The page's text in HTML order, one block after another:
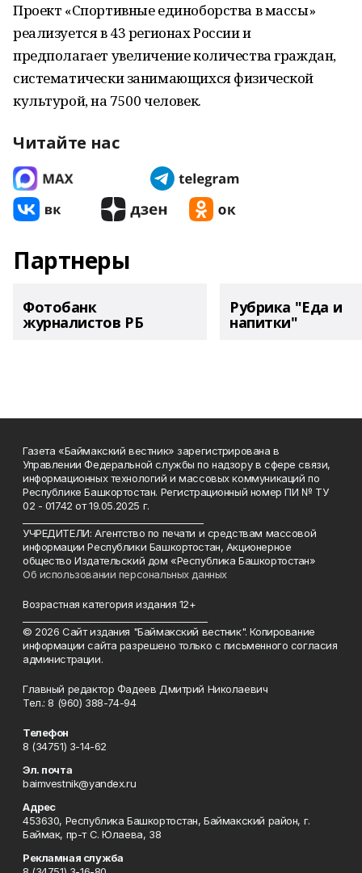
Проект «Спортивные единоборства в массы»
реализуется в 43 регионах России и
предполагает увеличение количества граждан,
систематически занимающихся физической
культурой, на 7500 человек.
Читайте нас
Партнеры
Фотобанк
журналистов РБ
Рубрика "Еда и
напитки"
Газета «Баймакский вестник» зарегистрирована в
Управлении Федеральной службы по надзору в сфере связи,
информационных технологий и массовых коммуникаций по
Республике Башкортостан. Регистрационный номер ПИ № ТУ
02 - 01742 от 19.05.2025 г.
УЧРЕДИТЕЛИ: Агентство по печати и средствам массовой
информации Республики Башкортостан, Акционерное
общество Издательский дом «Республика Башкортостан»
Об использовании персональных данных
Возрастная категория издания 12+
© 2026 Сайт издания "Баймакский вестник". Копирование
информации сайта разрешено только с письменного согласия
администрации.
Главный редактор Фадеев Дмитрий Николаевич
Тел.: 8 (960) 388-74-94
Телефон
8 (34751) 3-14-62
Эл. почта
baimvestnik@yandex.ru
Адрес
453630, Республика Башкортостан, Баймакский район, г.
Баймак, пр-т С. Юлаева, 38
Рекламная служба